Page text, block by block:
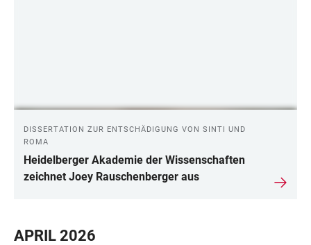
DISSERTATION ZUR ENTSCHÄDIGUNG VON SINTI UND
ROMA
Heidelberger Akademie der Wissenschaften
zeichnet Joey Rauschenberger aus
APRIL 2026